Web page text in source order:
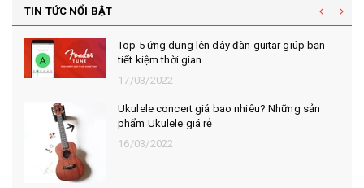
TIN TỨC NỔI BẬT
Top 5 ứng dụng lên dây đàn guitar giúp bạn
tiết kiệm thời gian
17/03/2022
Ukulele concert giá bao nhiêu? Những sản
phẩm Ukulele giá rẻ
16/03/2022